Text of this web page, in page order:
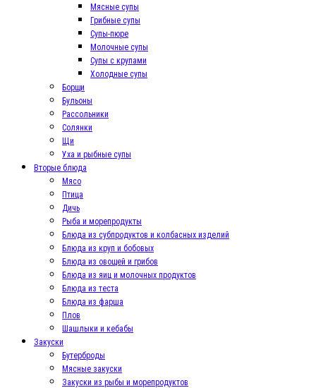
Мясные супы
Грибные супы
Супы-пюре
Молочные супы
Супы с крупами
Холодные супы
Борщи
Бульоны
Рассольники
Солянки
Щи
Уха и рыбные супы
Вторые блюда
Мясо
Птица
Дичь
Рыба и морепродукты
Блюда из субпродуктов и колбасных изделий
Блюда из круп и бобовых
Блюда из овощей и грибов
Блюда из яиц и молочных продуктов
Блюда из теста
Блюда из фарша
Плов
Шашлыки и кебабы
Закуски
Бутерброды
Мясные закуски
Закуски из рыбы и морепродуктов